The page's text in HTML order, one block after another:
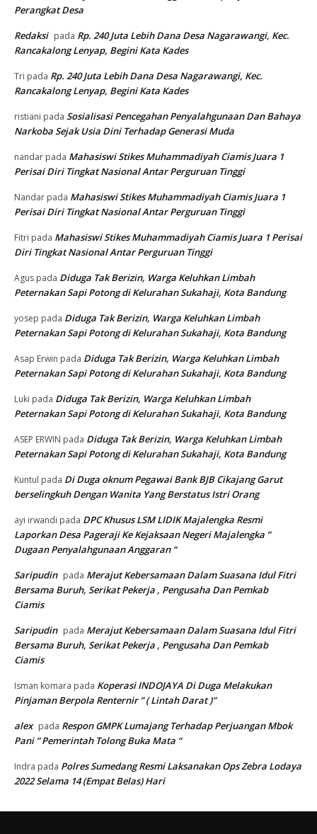
Perangkat Desa
Redaksi pada Rp. 240 Juta Lebih Dana Desa Nagarawangi, Kec.
Rancakalong Lenyap, Begini Kata Kades
Tri pada Rp. 240 Juta Lebih Dana Desa Nagarawangi, Kec.
Rancakalong Lenyap, Begini Kata Kades
ristiani pada Sosialisasi Pencegahan Penyalahgunaan Dan Bahaya
Narkoba Sejak Usia Dini Terhadap Generasi Muda
nandar pada Mahasiswi Stikes Muhammadiyah Ciamis Juara 1
Perisai Diri Tingkat Nasional Antar Perguruan Tinggi
Nandar pada Mahasiswi Stikes Muhammadiyah Ciamis Juara 1
Perisai Diri Tingkat Nasional Antar Perguruan Tinggi
Fitri pada Mahasiswi Stikes Muhammadiyah Ciamis Juara 1 Perisai
Diri Tingkat Nasional Antar Perguruan Tinggi
Agus pada Diduga Tak Berizin, Warga Keluhkan Limbah
Peternakan Sapi Potong di Kelurahan Sukahaji, Kota Bandung
yosep pada Diduga Tak Berizin, Warga Keluhkan Limbah
Peternakan Sapi Potong di Kelurahan Sukahaji, Kota Bandung
Asap Erwin pada Diduga Tak Berizin, Warga Keluhkan Limbah
Peternakan Sapi Potong di Kelurahan Sukahaji, Kota Bandung
Luki pada Diduga Tak Berizin, Warga Keluhkan Limbah
Peternakan Sapi Potong di Kelurahan Sukahaji, Kota Bandung
ASEP ERWIN pada Diduga Tak Berizin, Warga Keluhkan Limbah
Peternakan Sapi Potong di Kelurahan Sukahaji, Kota Bandung
Kuntul pada Di Duga oknum Pegawai Bank BJB Cikajang Garut
berselingkuh Dengan Wanita Yang Berstatus Istri Orang
ayi irwandi pada DPC Khusus LSM LIDIK Majalengka Resmi
Laporkan Desa Pageraji Ke Kejaksaan Negeri Majalengka ”
Dugaan Penyalahgunaan Anggaran “
Saripudin pada Merajut Kebersamaan Dalam Suasana Idul Fitri
Bersama Buruh, Serikat Pekerja , Pengusaha Dan Pemkab
Ciamis
Saripudin pada Merajut Kebersamaan Dalam Suasana Idul Fitri
Bersama Buruh, Serikat Pekerja , Pengusaha Dan Pemkab
Ciamis
Isman komara pada Koperasi INDOJAYA Di Duga Melakukan
Pinjaman Berpola Renternir ” ( Lintah Darat )”
alex pada Respon GMPK Lumajang Terhadap Perjuangan Mbok
Pani ” Pemerintah Tolong Buka Mata “
Indra pada Polres Sumedang Resmi Laksanakan Ops Zebra Lodaya
2022 Selama 14 (Empat Belas) Hari